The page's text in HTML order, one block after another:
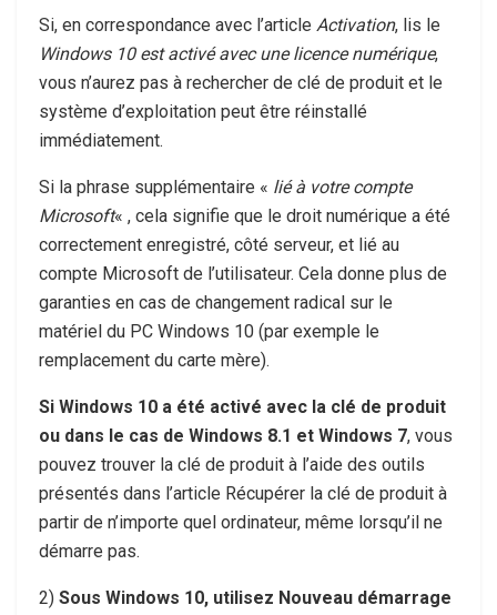
Si, en correspondance avec l’article Activation, lis le
Windows 10 est activé avec une licence numérique,
vous n’aurez pas à rechercher de clé de produit et le
système d’exploitation peut être réinstallé
immédiatement.
Si la phrase supplémentaire « lié à votre compte
Microsoft« , cela signifie que le droit numérique a été
correctement enregistré, côté serveur, et lié au
compte Microsoft de l’utilisateur. Cela donne plus de
garanties en cas de changement radical sur le
matériel du PC Windows 10 (par exemple le
remplacement du carte mère).
Si Windows 10 a été activé avec la clé de produit
ou dans le cas de Windows 8.1 et Windows 7, vous
pouvez trouver la clé de produit à l’aide des outils
présentés dans l’article Récupérer la clé de produit à
partir de n’importe quel ordinateur, même lorsqu’il ne
démarre pas.
2) Sous Windows 10, utilisez Nouveau démarrage